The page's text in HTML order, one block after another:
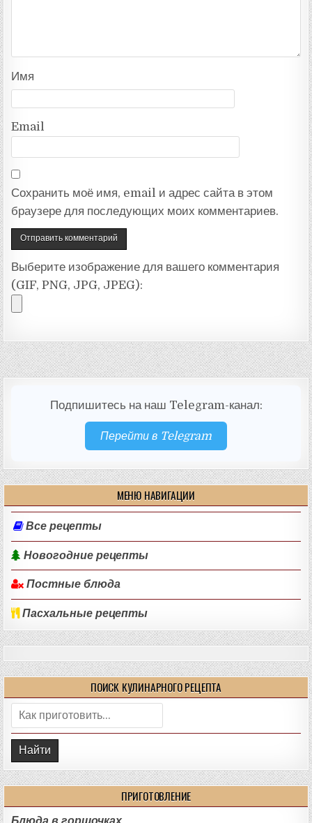
Имя
Email
Сохранить моё имя, email и адрес сайта в этом
браузере для последующих моих комментариев.
Выберите изображение для вашего комментария
(GIF, PNG, JPG, JPEG):
Подпишитесь на наш Telegram-канал:
Перейти в Telegram
МЕНЮ НАВИГАЦИИ
Все рецепты
Новогодние рецепты
Постные блюда
Пасхальные рецепты
ПОИСК КУЛИНАРНОГО РЕЦЕПТА
Поиск:
ПРИГОТОВЛЕНИЕ